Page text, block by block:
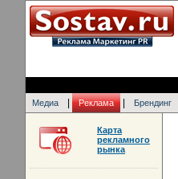
Медиа Реклама Брендинг
Карта
рекламного
рынка